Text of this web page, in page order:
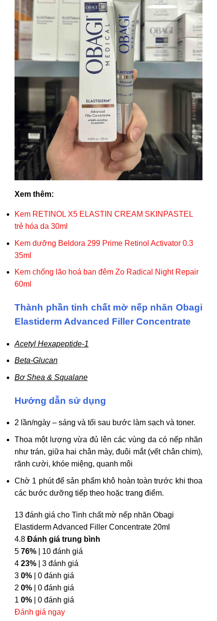
Xem thêm:
Kem RETINOL X5 ELASTIN CREAM SKINPASTEL
trẻ hóa da 30ml
Kem dưỡng Beldora 299 Prime Retinol Activator 0.3
35ml
Kem chống lão hoá ban đêm Zo Radical Night Repair
60ml
Thành phần tinh chất mờ nếp nhăn Obagi
Elastiderm Advanced Filler Concentrate
Acetyl Hexapeptide-1
Beta-Glucan
Bơ Shea & Squalane
Hướng dẫn sử dụng
2 lần/ngày – sáng và tối sau bước làm sạch và toner.
Thoa một lượng vừa đủ lên các vùng da có nếp nhăn
như trán, giữa hai chân mày, đuôi mắt (vết chân chim),
rãnh cười, khóe miệng, quanh môi
Chờ 1 phút để sản phẩm khô hoàn toàn trước khi thoa
các bước dưỡng tiếp theo hoặc trang điểm.
13 đánh giá cho Tinh chất mờ nếp nhăn Obagi
Elastiderm Advanced Filler Concentrate 20ml
4.8 Đánh giá trung bình
5 76% | 10 đánh giá
4 23% | 3 đánh giá
3 0% | 0 đánh giá
2 0% | 0 đánh giá
1 0% | 0 đánh giá
Đánh giá ngay